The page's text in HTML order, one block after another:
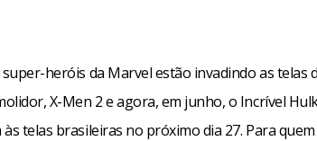
heróis da Marvel estão invadindo as telas
X-Men 2 e agora, em junho, o Incrível
às telas brasileiras no próximo dia 27. Para